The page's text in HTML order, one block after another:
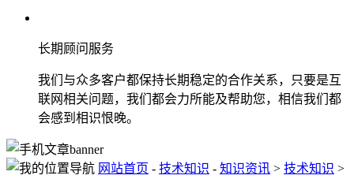
长期顾问服务
我们与众多客户都保持长期稳定的合作关系，只要是互
联网相关问题，我们都会力所能及帮助您，相信我们都
会感到相识恨晚。
网站首页 - 技术知识 - 知识资讯 > 技术知识 >